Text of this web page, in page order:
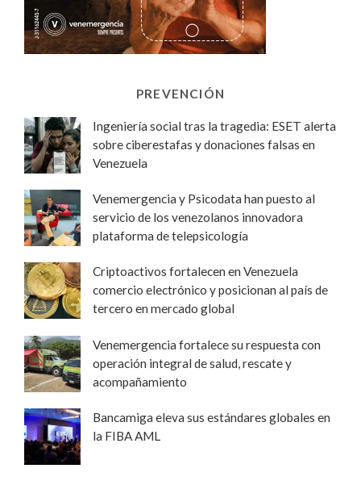
PREVENCIÓN
Ingeniería social tras la tragedia: ESET alerta
sobre ciberestafas y donaciones falsas en
Venezuela
Venemergencia y Psicodata han puesto al
servicio de los venezolanos innovadora
plataforma de telepsicología
Criptoactivos fortalecen en Venezuela
comercio electrónico y posicionan al país de
tercero en mercado global
Venemergencia fortalece su respuesta con
operación integral de salud, rescate y
acompañamiento
Bancamiga eleva sus estándares globales en
la FIBA AML